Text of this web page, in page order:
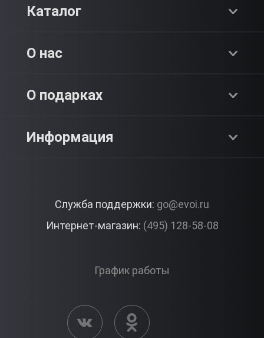
Каталог
Premium
О нас
О компании
Контакты
О подарках
Как это работает?
Вопросы и ответы
Информация
Корпоративные подарки
Активация сертификата
Служба поддержки: go@evoi.ru
Интернет-магазин: (495) 128-58-08
График работы